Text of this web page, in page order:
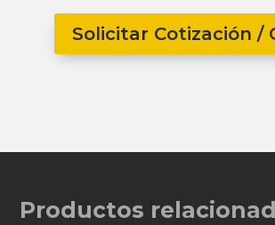
Solicitar Cotización /
Productos